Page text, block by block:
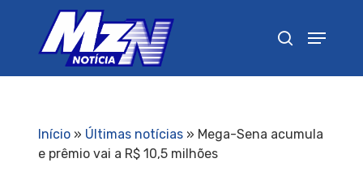
Início» Últimas notícias» Mega-Sena acumula
e prêmio vai a R$ 10,5 milhões